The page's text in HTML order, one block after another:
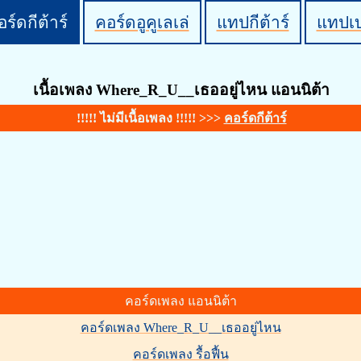
ร์ดกีต้าร์ คอร์ดอูคูเลเล่ แทปกีต้าร์ แทปเ
เนื้อเพลง Where_R_U__เธออยู่ไหน แอนนิต้า
!!!!! ไม่มีเนื้อเพลง !!!!! >>> คอร์ดกีต้าร์
คอร์ดเพลง แอนนิต้า
คอร์ดเพลง Where_R_U__เธออยู่ไหน
คอร์ดเพลง รื้อฟื้น